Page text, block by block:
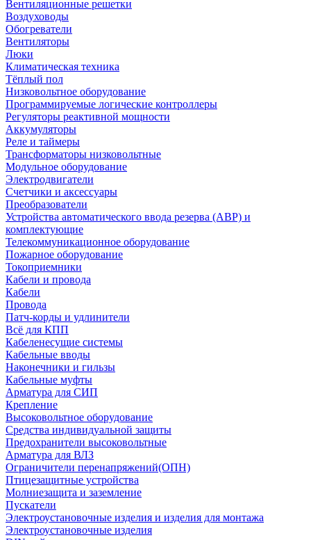
Вентиляционные решетки
Воздуховоды
Обогреватели
Вентиляторы
Люки
Климатическая техника
Тёплый пол
Низковольтное оборудование
Программируемые логические контроллеры
Регуляторы реактивной мощности
Аккумуляторы
Реле и таймеры
Трансформаторы низковольтные
Модульное оборудование
Электродвигатели
Счетчики и аксессуары
Преобразователи
Устройства автоматического ввода резерва (АВР) и
комплектующие
Телекоммуникационное оборудование
Пожарное оборудование
Токоприемники
Кабели и провода
Кабели
Провода
Патч-корды и удлинители
Всё для КПП
Кабеленесущие системы
Кабельные вводы
Наконечники и гильзы
Кабельные муфты
Арматура для СИП
Крепление
Высоковольтное оборудование
Средства индивидуальной защиты
Предохранители высоковольтные
Арматура для ВЛЗ
Ограничители перенапряжений(ОПН)
Птицезащитные устройства
Молниезащита и заземление
Пускатели
Электроустановочные изделия и изделия для монтажа
Электроустановочные изделия